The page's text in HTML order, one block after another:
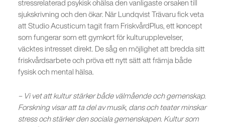
stressrelaterad psykisk ohälsa den vanligaste orsaken till
sjukskrivning och den ökar. När Lundqvist Trävaru fick veta
att Studio Acusticum tagit fram FriskvårdPlus, ett koncept
som fungerar som ett gymkort för kulturupplevelser,
väcktes intresset direkt. De såg en möjlighet att bredda sitt
friskvårdsarbete och pröva ett nytt sätt att främja både
fysisk och mental hälsa.
– Vi vet att kultur stärker både välmående och gemenskap.
Forskning visar att ta del av musik, dans och teater minskar
stress och stärker den sociala gemenskapen. Kultur som